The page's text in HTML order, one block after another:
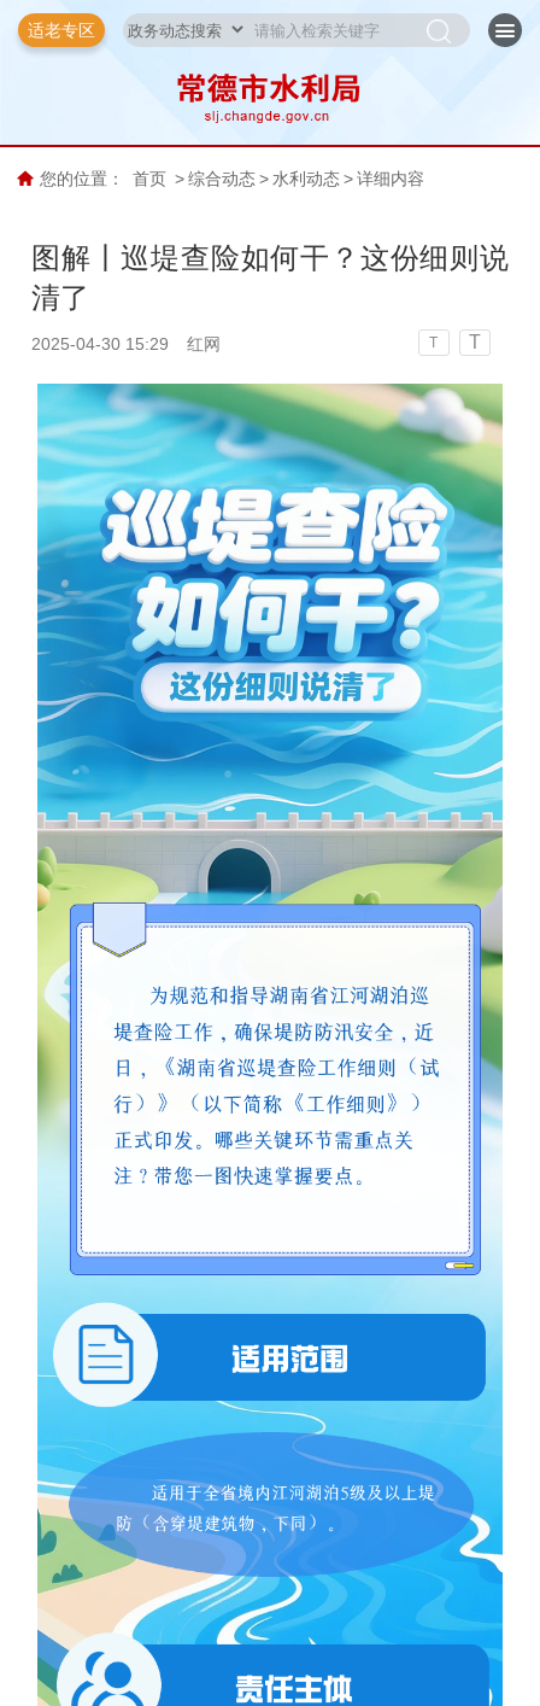
适老专区
您的位置： 首页 > 综合动态 > 水利动态 > 详细内容
图解丨巡堤查险如何干？这份细则说
清了
2025-04-30 15:29 红网 T T